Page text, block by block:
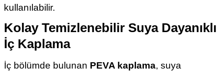
kullanılabilir.
Kolay Temizlenebilir Suya Dayanıklı
İç Kaplama
İç bölümde bulunan PEVA kaplama, suya